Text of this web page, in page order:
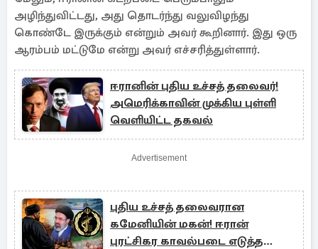
அழிந்துவிட்டது, அது தொடர்ந்து வலுவிழந்து
கொண்டே இருக்கும் என்றும் அவர் கூறினார். இது ஒரு
ஆரம்பம் மட்டுமே என்று அவர் எச்சரித்துள்ளார்.
ஈரானின் புதிய உச்சத் தலைவர்!
அமெரிக்காவின் முக்கிய புள்ளி
வெளியிட்ட தகவல்
Advertisement
புதிய உச்சத் தலைவரான
கமேனியின் மகன்! ஈரான்
புரட்சிகர காவல்படை எடுத்த